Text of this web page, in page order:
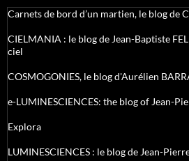
Carnets de bord d’un martien, le blog de
CIELMANIA : le blog de Jean-Baptiste
ciel
COSMOGONIES, le blog d'Aurélien
e-LUMINESCIENCES: the blog of Jean-
Explora
LUMINESCIENCES : le blog de Jean-